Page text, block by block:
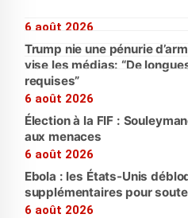
6 août 2026
Trump nie une pénurie
vise les médias: “De
requises”
6 août 2026
Élection à la FIF :
aux menaces
6 août 2026
Ebola : les États-Unis
supplémentaires pour
6 août 2026